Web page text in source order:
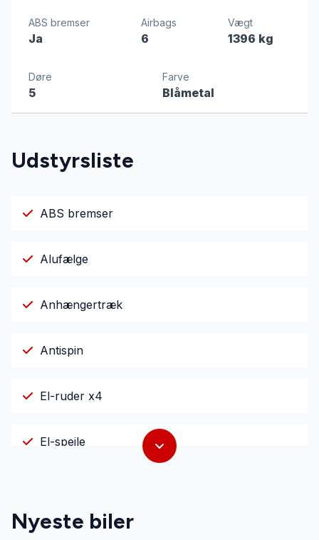
ABS bremser
Ja
Airbags
6
Vægt
1396 kg
Døre
5
Farve
Blåmetal
Udstyrsliste
ABS bremser
Alufælge
Anhængertræk
Antispin
El-ruder x4
El-spejle
Fjernbetjent centrallås
Nyeste biler